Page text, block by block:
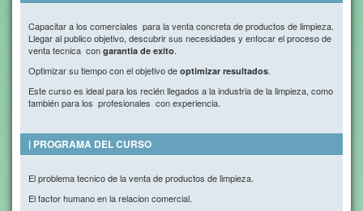
Capacitar a los comerciales para la venta concreta de productos de limpieza.
Llegar al publico objetivo, descubrir sus necesidades y enfocar el proceso de
venta tecnica con garantia de exito.
Optimizar su tiempo con el objetivo de optimizar resultados.
Este curso es ideal para los recién llegados a la industria de la limpieza, como
también para los profesionales con experiencia.
| PROGRAMA DEL CURSO
El problema tecnico de la venta de productos de limpieza.
El factor humano en la relacion comercial.